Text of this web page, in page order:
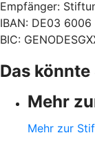
Empfänger:
IBAN: DE03
BIC:
Das
Mehr
Mehr zur